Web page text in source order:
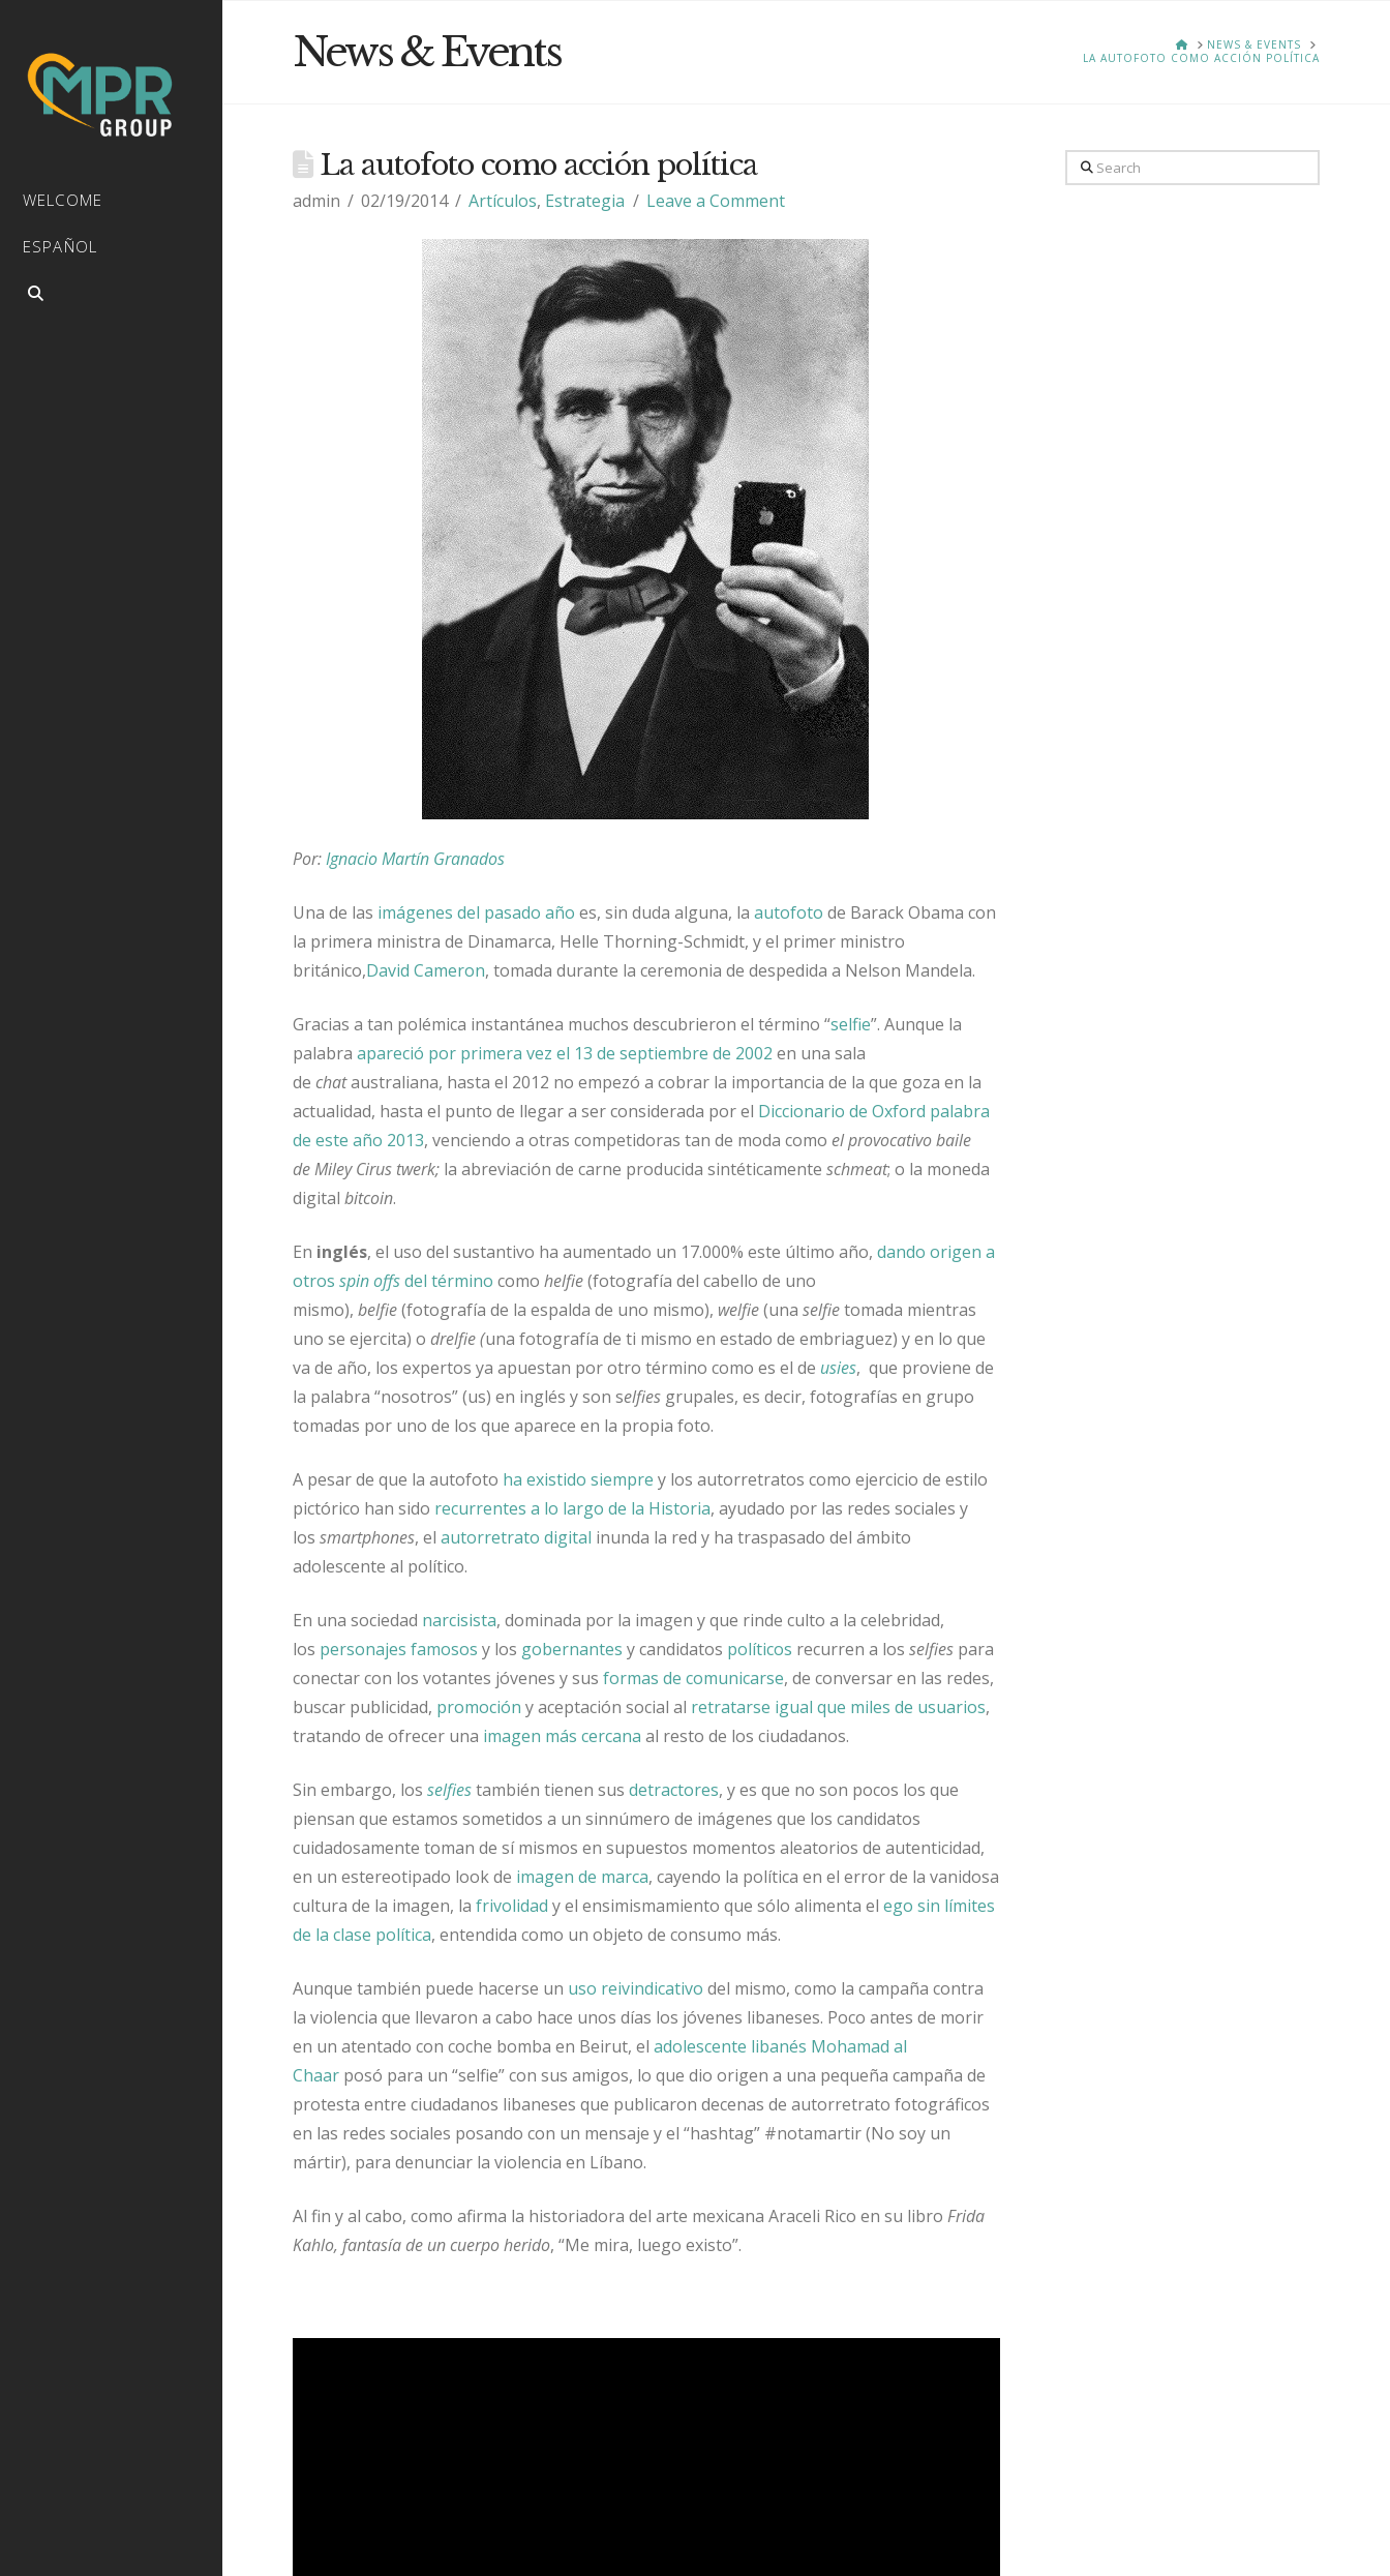
WELCOME
ESPAÑOL
News & Events HOMENEWS & EVENTS
LA AUTOFOTO COMO ACCIÓN POLÍTICA
La autofoto como acción política
admin 02/19/2014 Artículos, Estrategia Leave a Comment
Por:Ignacio Martín Granados
Una de las imágenes del pasado año es, sin duda alguna, la autofoto de Barack Obama con
la primera ministra de Dinamarca, Helle Thorning-Schmidt, y el primer ministro
británico,David Cameron, tomada durante la ceremonia de despedida a Nelson Mandela.
Gracias a tan polémica instantánea muchos descubrieron el término “selfie”. Aunque la
palabra apareció por primera vez el 13 de septiembre de 2002 en una sala
de chataustraliana, hasta el 2012 no empezó a cobrar la importancia de la que goza en la
actualidad, hasta el punto de llegar a ser considerada por el Diccionario de Oxford palabra
de este año 2013, venciendo a otras competidoras tan de moda como el provocativo baile
deMiley Cirustwerk; la abreviación de carne producida sintéticamente schmeat; o la moneda
digital bitcoin.
En inglés, el uso del sustantivo ha aumentado un 17.000% este último año, dando origen a
otros spin offsdel término como helfie(fotografía del cabello de uno
mismo), belfie(fotografía de la espalda de uno mismo), welfie(una selfietomada mientras
uno se ejercita) o drelfie (una fotografía de ti mismo en estado de embriaguez) y en lo que
va de año, los expertos ya apuestan por otro término como es el de usies, que proviene de
la palabra “nosotros” (us) en inglés y son selfiesgrupales, es decir, fotografías en grupo
tomadas por uno de los que aparece en la propia foto.
A pesar de que la autofoto ha existido siempre y los autorretratos como ejercicio de estilo
pictórico han sido recurrentes a lo largo de la Historia, ayudado por las redes sociales y
los smartphones, el autorretrato digital inunda la red y ha traspasado del ámbito
adolescente al político.
En una sociedad narcisista, dominada por la imagen y que rinde culto a la celebridad,
los personajes famosos y los gobernantes y candidatos políticos recurren a los selfiespara
conectar con los votantes jóvenes y sus formas de comunicarse, de conversar en las redes,
buscar publicidad, promoción y aceptación social al retratarse igual que miles de usuarios,
tratando de ofrecer una imagen más cercana al resto de los ciudadanos.
Sin embargo, los selfiestambién tienen sus detractores, y es que no son pocos los que
piensan que estamos sometidos a un sinnúmero de imágenes que los candidatos
cuidadosamente toman de sí mismos en supuestos momentos aleatorios de autenticidad,
en un estereotipado look de imagen de marca, cayendo la política en el error de la vanidosa
cultura de la imagen, la frivolidad y el ensimismamiento que sólo alimenta el ego sin límites
de la clase política, entendida como un objeto de consumo más.
Aunque también puede hacerse un uso reivindicativo del mismo, como la campaña contra
la violencia que llevaron a cabo hace unos días los jóvenes libaneses. Poco antes de morir
en un atentado con coche bomba en Beirut, el adolescente libanés Mohamad al
Chaarposó para un “selfie” con sus amigos, lo que dio origen a una pequeña campaña de
protesta entre ciudadanos libaneses que publicaron decenas de autorretrato fotográficos
en las redes sociales posando con un mensaje y el “hashtag” #notamartir (No soy un
mártir), para denunciar la violencia en Líbano.
Al fin y al cabo, como afirma la historiadora del arte mexicana Araceli Rico en su libro Frida
Kahlo, fantasía de un cuerpo herido, “Me mira, luego existo”.
Search